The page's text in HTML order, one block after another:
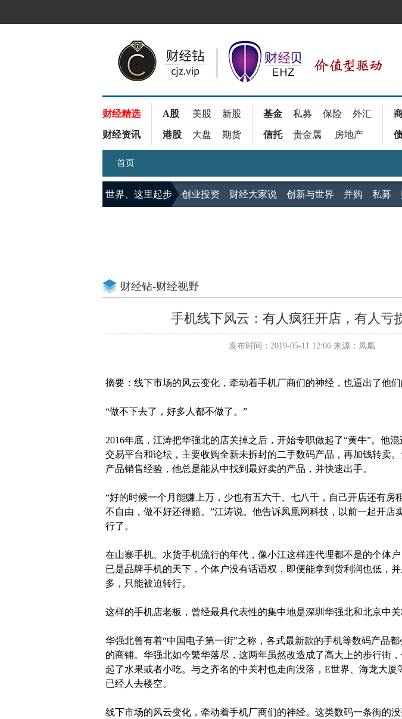
财经精选
财经资讯
A股 美股 新股
港股 大盘 期货
基金 私募 保险 外汇
信托 贵金属 房地产
首页
世界、这里起步 创业投资 财经大家说 创新与世界 并购 私募
财经钻-财经视野
手机线下风云：有人疯狂开店，有人亏
发布时间：2019-05-11 12:06 来源：凤凰
摘要：线下市场的风云变化，牵动着手机厂商们的神经，也逼出了他们
“做不下去了，好多人都不做了。”
2016年底，江涛把华强北的店关掉之后，开始专职做起了“黄牛”。他
交易平台和论坛，主要收购全新未拆封的二手数码产品，再加钱转卖
产品销售经验，他总是能从中找到最好卖的产品，并快速出手。
“好的时候一个月能赚上万，少也有五六千、七八千，自己开店还有房
不自由，做不好还得赔。”江涛说。他告诉凤凰网科技，以前一起开店
行了。
在山寨手机、水货手机流行的年代，像小江这样连代理都不是的个体
已是品牌手机的天下，个体户没有话语权，即便能拿到货利润也低，
多，只能被迫转行。
这样的手机店老板，曾经最具代表性的集中地是深圳华强北和北京中关
华强北曾有着“中国电子第一街”之称，各式最新款的手机等数码产品
的商铺。华强北如今繁华落尽，这两年虽然改造成了高大上的步行街
起了水果或者小吃。与之齐名的中关村也走向没落，E世界、海龙大厦
已经人去楼空。
线下市场的风云变化，牵动着手机厂商们的神经。这类数码一条街的